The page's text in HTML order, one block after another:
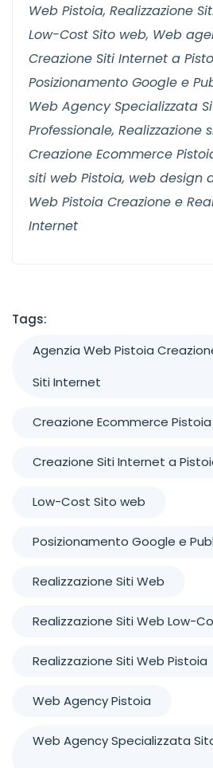
Web Pistoia, Realizzazione
Low-Cost Sito web, Web
Creazione Siti Internet a
Posizionamento Google e
Web Agency Specializzata
Professionale, Realizzazione
Creazione Ecommerce
siti web Pistoia, web design
Web Pistoia Creazione e
Internet
Tags:
Agenzia Web Pistoia
Siti Internet
Creazione Ecommerce Pistoia
Creazione Siti Internet a
Low-Cost Sito web
Posizionamento Google e
Realizzazione Siti Web
Realizzazione Siti Web Low-
Realizzazione Siti Web Pistoia
Web Agency Pistoia
Web Agency Specializzata